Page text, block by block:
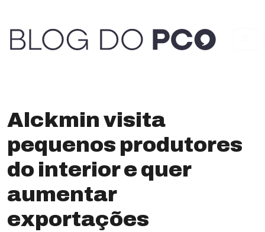
Alckmin visita
pequenos produtores
do interior e quer
aumentar
exportações